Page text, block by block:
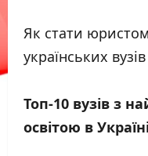
Як стати
українських
Топ-10 вузів з
освітою в